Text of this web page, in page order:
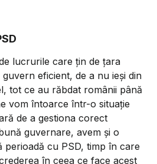
lucrurile care țin de țara
eficient, de a nu ieși din
tot ce au răbdat românii până
vom întoarce într-o situație
de a gestiona corect
guvernare, avem și o
perioadă cu PSD, timp în care
în ceea ce face acest